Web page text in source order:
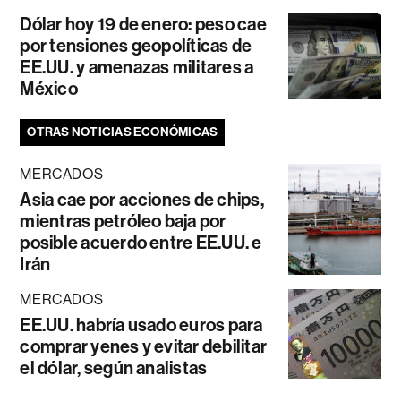
Dólar hoy 19 de enero: peso cae
por tensiones geopolíticas de
EE.UU. y amenazas militares a
México
OTRAS NOTICIAS ECONÓMICAS
MERCADOS
Asia cae por acciones de chips,
mientras petróleo baja por
posible acuerdo entre EE.UU. e
Irán
MERCADOS
EE.UU. habría usado euros para
comprar yenes y evitar debilitar
el dólar, según analistas